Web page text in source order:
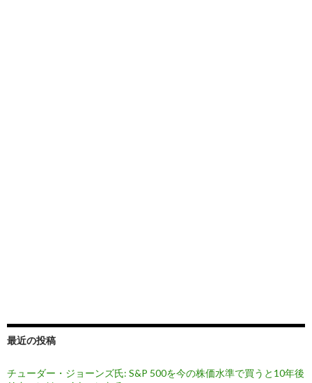
最近の投稿
チューダー・ジョーンズ氏: S&P 500を今の株価水準で買うと10年後